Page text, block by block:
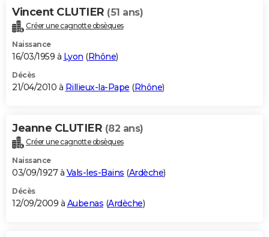
Vincent CLUTIER (51 ans)
Créer une cagnotte obsèques
Naissance
16/03/1959 à Lyon (Rhône)
Décès
21/04/2010 à Rillieux-la-Pape (Rhône)
Jeanne CLUTIER (82 ans)
Créer une cagnotte obsèques
Naissance
03/09/1927 à Vals-les-Bains (Ardèche)
Décès
12/09/2009 à Aubenas (Ardèche)